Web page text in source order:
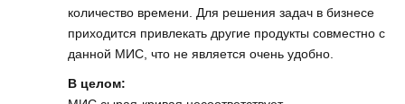
количество времени. Для решения задач в бизнесе
приходится привлекать другие продукты совместно с
данной МИС, что не является очень удобно.
В целом: